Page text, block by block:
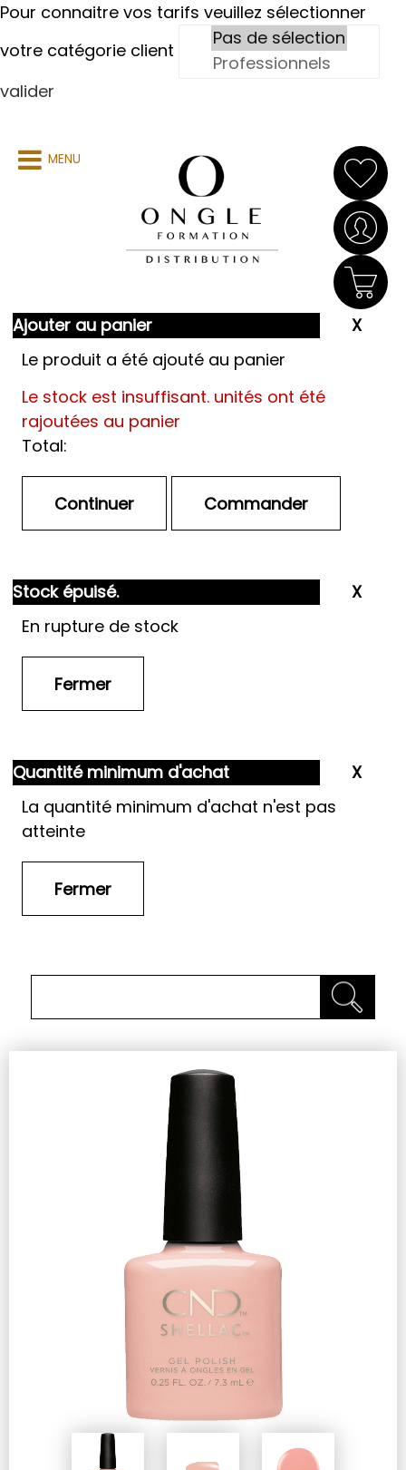
Pour connaitre vos tarifs veuillez sélectionner
votre catégorie client
valider
MENU
Ajouter au panier
Le produit a été ajouté au panier
Le stock est insuffisant. unités ont été
rajoutées au panier
Total:
Stock épuisé.
En rupture de stock
Quantité minimum d'achat
La quantité minimum d'achat n'est pas
atteinte